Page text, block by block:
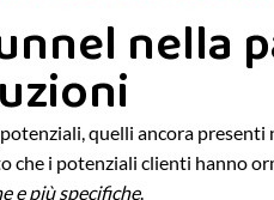
nella
quelli ancora presenti
che i potenziali clienti hanno
e più specifiche.